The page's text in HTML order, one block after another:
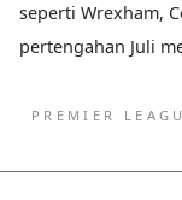
seperti Wrexham,
pertengahan Juli
PREMIER